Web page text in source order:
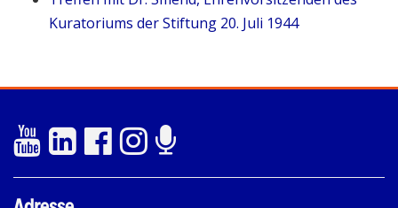
Kuratoriums der Stiftung 20. Juli 1944